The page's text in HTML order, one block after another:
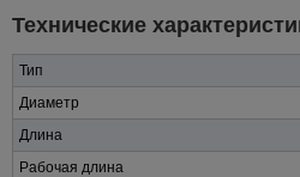
Технические
Тип
Диаметр
Длина
Рабочая длина